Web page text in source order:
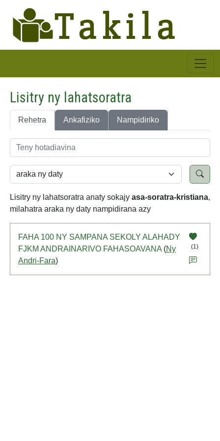
Lisitry ny lahatsoratra
Rehetra Ankafiziko Nampidiriko
Lisitry ny lahatsoratra anaty sokajy asa-soratra-kristiana,
milahatra araka ny daty nampidirana azy
FAHA 100 NY SAMPANA SEKOLY ALAHADY
FJKM ANDRAINARIVO FAHASOAVANA (Ny
Andri-Fara)
(1)